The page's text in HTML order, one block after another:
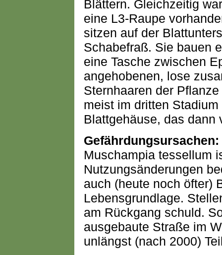
Blättern. Gleichzeitig
eine L3-Raupe
sitzen auf der
Schabefraß. Sie bauen
eine Tasche zwischen
angehobenen, lose
Sternhaaren der
meist im dritten
Blattgehäuse, das dann
Gefährdungsursachen:
Muschampia tessellum
Nutzungsänderungen
auch (heute noch öfter)
Lebensgrundlage.
am Rückgang schuld.
ausgebaute Straße im
unlängst (nach 2000)